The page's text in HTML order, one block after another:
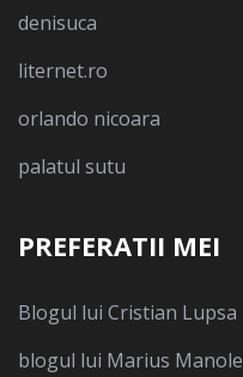
denisuca
liternet.ro
orlando nicoara
palatul sutu
PREFERATII MEI
Blogul lui Cristian Lupsa
blogul lui Marius Manole